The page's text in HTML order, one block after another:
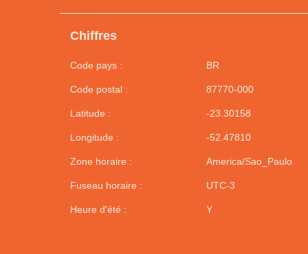
Chiffres
Code pays : BR
Code postal : 87770-000
Latitude : -23.30158
Longitude : -52.47810
Zone horaire : America/Sao_Paulo
Fuseau horaire : UTC-3
Heure d'été : Y